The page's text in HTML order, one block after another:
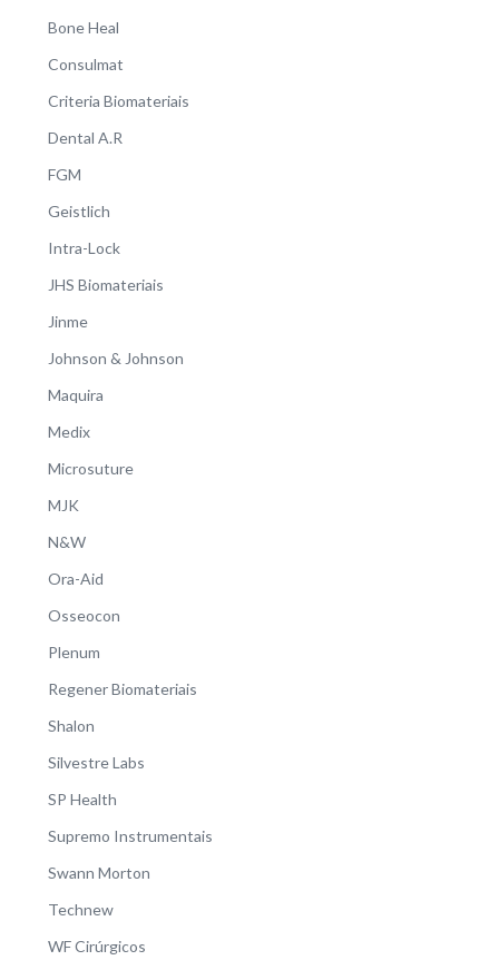
Bone Heal
Consulmat
Criteria Biomateriais
Dental A.R
FGM
Geistlich
Intra-Lock
JHS Biomateriais
Jinme
Johnson & Johnson
Maquira
Medix
Microsuture
MJK
N&W
Ora-Aid
Osseocon
Plenum
Regener Biomateriais
Shalon
Silvestre Labs
SP Health
Supremo Instrumentais
Swann Morton
Technew
WF Cirúrgicos